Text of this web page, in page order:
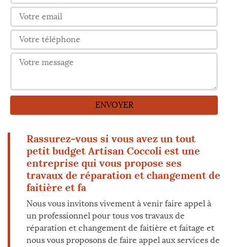
Rassurez-vous si vous avez un tout
petit budget Artisan Coccoli est une
entreprise qui vous propose ses
travaux de réparation et changement de
faitière et fa
Nous vous invitons vivement à venir faire appel à
un professionnel pour tous vos travaux de
réparation et changement de faitière et faitage et
nous vous proposons de faire appel aux services de